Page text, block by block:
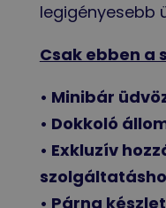
legigényesebb
Csak ebben a
• Minibár
• Dokkoló
• Exkluzív
• Párna készlet